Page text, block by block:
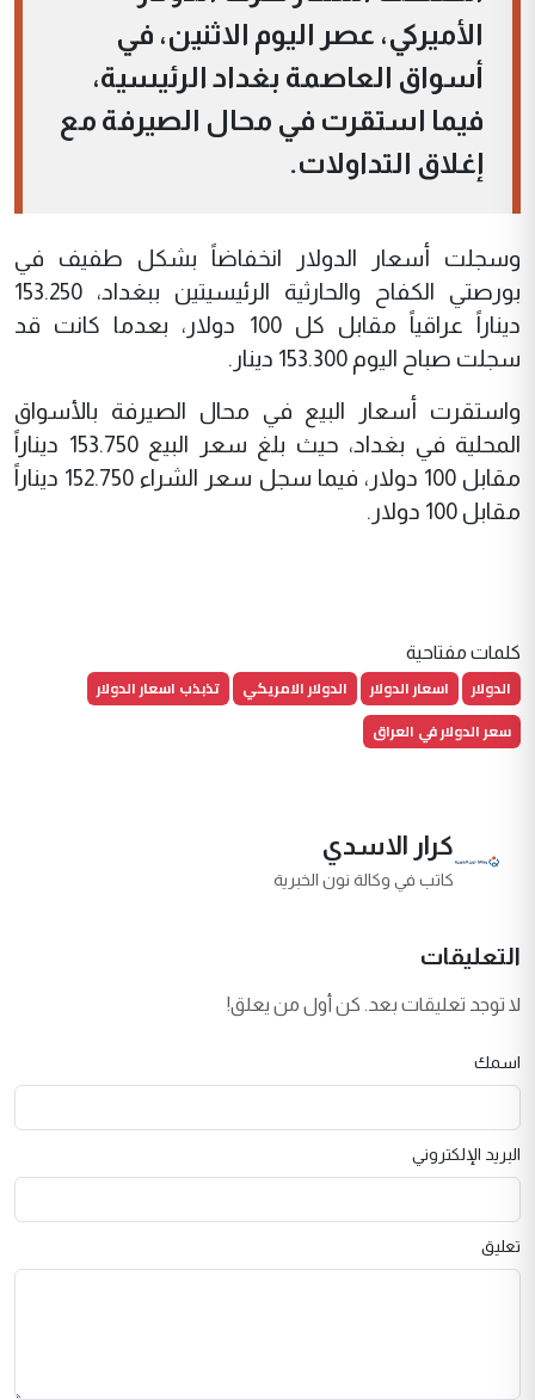
الأميركي، عصر اليوم الاثنين، في
أسواق العاصمة بغداد الرئيسية،
فيما استقرت في محال الصيرفة مع
إغلاق التداولات.
وسجلت أسعار الدولار انخفاضاً بشكل طفيف في
بورصتي الكفاح والحارثية الرئيسيتين ببغداد، 153.250
ديناراً عراقياً مقابل كل 100 دولار، بعدما كانت قد
سجلت صباح اليوم 153.300 دينار.
واستقرت أسعار البيع في محال الصيرفة بالأسواق
المحلية في بغداد، حيث بلغ سعر البيع 153.750 ديناراً
مقابل 100 دولار، فيما سجل سعر الشراء 152.750 ديناراً
مقابل 100 دولار.
كلمات مفتاحية
الدولار اسعار الدولار الدولار الامريكي
تذبذب اسعار الدولار
سعر الدولار في العراق
كرار الاسدي
كاتب في وكالة نون الخبرية
التعليقات
لا توجد تعليقات بعد. كن أول من يعلق!
اسمك
البريد الإلكتروني
تعليق